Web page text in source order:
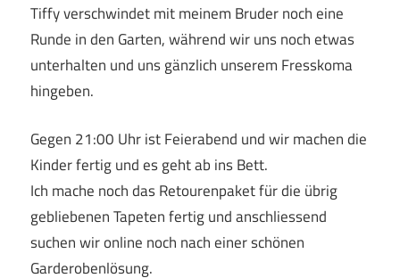
Tiffy verschwindet mit meinem Bruder noch eine
Runde in den Garten, während wir uns noch etwas
unterhalten und uns gänzlich unserem Fresskoma
hingeben.
Gegen 21:00 Uhr ist Feierabend und wir machen die
Kinder fertig und es geht ab ins Bett.
Ich mache noch das Retourenpaket für die übrig
gebliebenen Tapeten fertig und anschliessend
suchen wir online noch nach einer schönen
Garderobenlösung.